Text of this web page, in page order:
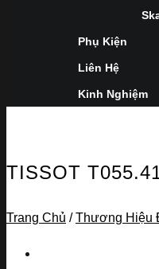
Phụ Kiện
Liên Hệ
Kinh Nghiệm
TISSOT
Trang Chủ / Thương Hiệu